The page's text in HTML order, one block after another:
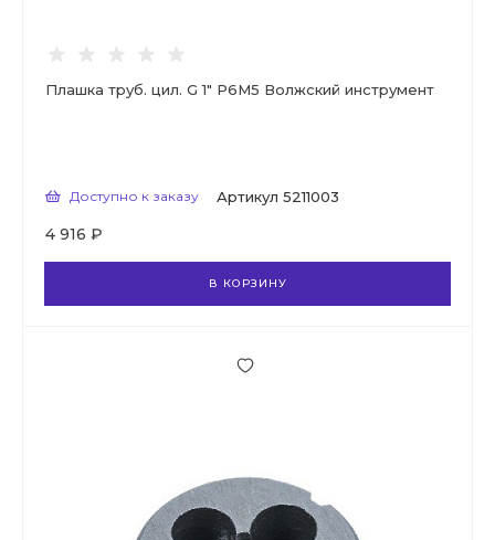
Плашка труб. цил. G 1" Р6М5 Волжский инструмент
Доступно к заказу Артикул 5211003
4 916 ₽
В КОРЗИНУ